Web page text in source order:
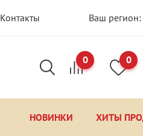
Контакты Ваш регион:
0 0
НОВИНКИ ХИТЫ